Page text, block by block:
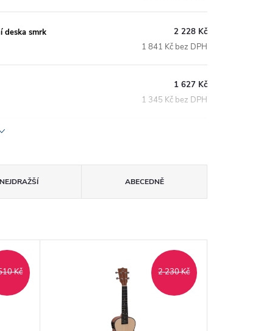
deska smrk
2 228 Kč
1 841 Kč bez DPH
1 627 Kč
1 345 Kč bez DPH
NEJDRAŽŠÍ ABECEDNĚ
Kč 2 230 Kč